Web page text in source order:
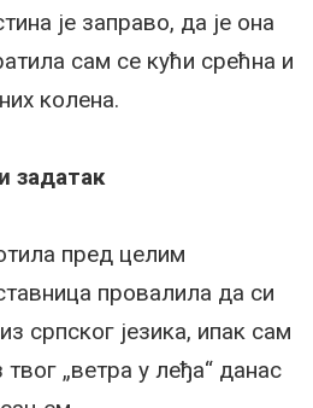
је заправо, да је она
сам се кући срећна и
колена.
задатак
пред целим
провалила да си
српског језика, ипак сам
твог „ветра у леђа“ данас